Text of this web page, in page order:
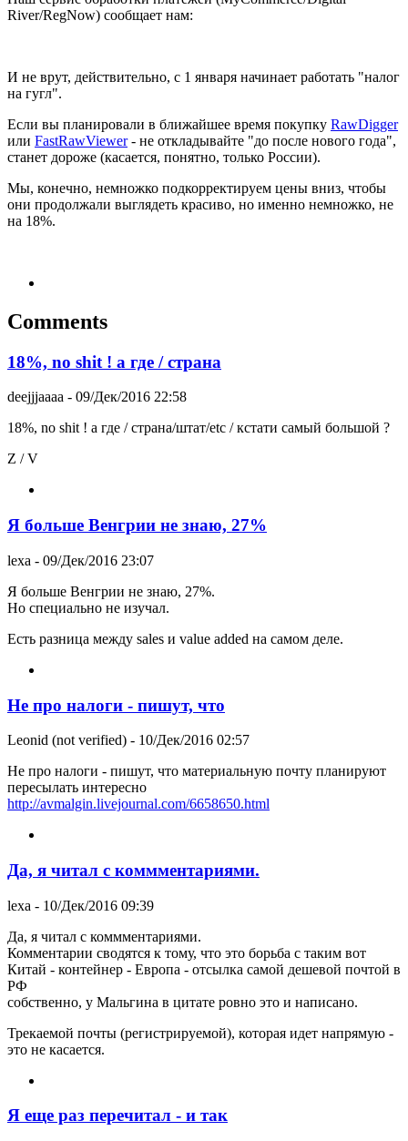
River/RegNow) сообщает нам:
И не врут, действительно, с 1 января начинает работать "налог
на гугл".
Если вы планировали в ближайшее время покупку RawDigger
или FastRawViewer- не откладывайте "до после нового года",
станет дороже (касается, понятно, только России).
Мы, конечно, немножко подкорректируем цены вниз, чтобы
они продолжали выглядеть красиво, но именно немножко, не
на 18%.
Comments
18%, no shit ! а где / страна
deejjjaaaa - 09/Дек/2016 22:58
18%, no shit ! а где / страна/штат/etc / кстати самый большой ?
Z / V
Я больше Венгрии не знаю, 27%
lexa - 09/Дек/2016 23:07
Я больше Венгрии не знаю, 27%.
Но специально не изучал.
Есть разница между sales и value added на самом деле.
Не про налоги - пишут, что
Leonid (not verified) - 10/Дек/2016 02:57
Не про налоги - пишут, что материальную почту планируют
пересылать интересно
http://avmalgin.livejournal.com/6658650.html
Да, я читал с коммментариями.
lexa - 10/Дек/2016 09:39
Да, я читал с коммментариями.
Комментарии сводятся к тому, что это борьба с таким вот
Китай - контейнер - Европа - отсылка самой дешевой почтой в
РФ
собственно, у Мальгина в цитате ровно это и написано.
Трекаемой почты (регистрируемой), которая идет напрямую -
это не касается.
Я еще раз перечитал - и так